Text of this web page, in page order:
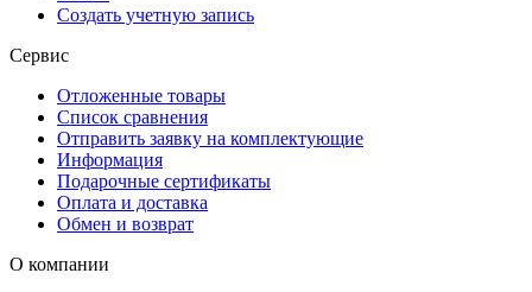
Создать учетную запись
Сервис
Отложенные товары
Список сравнения
Отправить заявку на комплектующие
Информация
Подарочные сертификаты
Оплата и доставка
Обмен и возврат
О компании